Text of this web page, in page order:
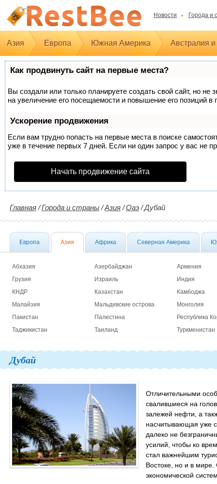
Новости Города и
Азия Европа Южная Америка Австралия
Как продвинуть сайт на первые места?
Вы создали или только планируете создать свой сайт, но
на увеличение его посещаемости и повышение его позиций в
Ускорение продвижения
Если вам трудно попасть на первые места в поиске
уже в течение первых 7 дней. Если ни один запрос у вас не
Начать продвижение сайта
Главная /Города и страны /Азия /Оаэ /Дубай
Европа Азия Африка Северная Америка
Абхазия Азербайджан
Армения
Грузия
Израиль
Индия
КНДР
Казахстан
Камбоджа
Малайзия
Мальдивские острова
Монголия
Пакистан
Палестина
Республика
Таджикистан
Таиланд Туркменистан
Дубай
Отличительными
свалившиеся на
залежей нефти, а
насчитывающая уже
далеко не
усилий, чтобы ко
стал важнейшим
Востоке, но и в мире.
экономической